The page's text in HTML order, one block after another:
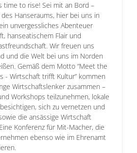
time to rise! Sei mit an Bord –
Hanseraums, hier bei uns in
unvergessliches Abenteuer
hanseatischem Flair und
Wir freuen uns
und die Welt bei uns im Norden
Gemäß dem Motto “Meet the
- Wirtschaft trifft Kultur” kommen
Wirtschafts­lenker zusam­men –
Workshops teilzu­nehmen, lokale
sich zu ver­netzen und
die ansässige Wirt­schaft
Konferenz für Mit-Macher, die
ebenso wie im Ehre­namt